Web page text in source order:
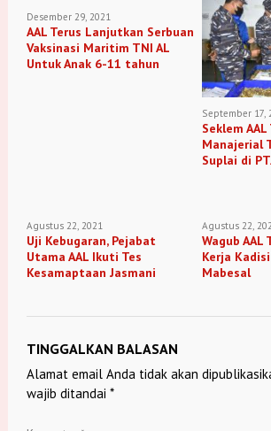
Desember 29, 2021
AAL Terus Lanjutkan Serbuan
Vaksinasi Maritim TNI AL
Untuk Anak 6-11 tahun
September 17,
Seklem
Manajerial
Suplai di
Agustus 22, 2021
Uji Kebugaran, Pejabat
Utama AAL Ikuti Tes
Kesamaptaan Jasmani
Agustus 22,
Wagub AAL
Kerja
Mabesal
TINGGALKAN BALASAN
Alamat email Anda tidak akan
wajib ditandai *